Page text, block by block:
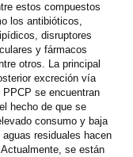
estos compuestos
los antibióticos,
disruptores
y fármacos
otros. La principal
excreción vía
se encuentran
hecho de que se
consumo y baja
residuales hacen
se están